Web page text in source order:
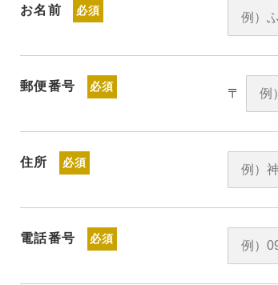
お名前 必須
郵便番号 必須 〒
住所 必須
電話番号 必須